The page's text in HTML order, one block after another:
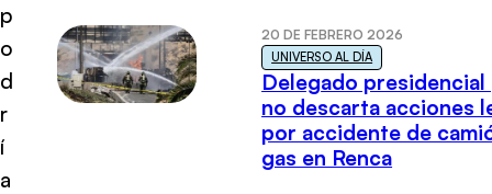
p
o
d
r
í
a
20 DE FEBRERO 2026
UNIVERSO AL DÍA
Delegado presidencial
no descarta acciones
por accidente de
gas en Renca